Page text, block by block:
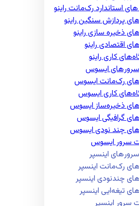
استاندارد رک‌مانت راینو
پردازش سنگین راینو
ذخیره سازی راینو
اقتصادی راینو
کاری راینو
ایسوس
رک‌مانت ایسوس
کاری ایسوس
ذخیره‌ساز ایسوس
گرافیگی ایسوس
چند نودی ایسوس
سرور ایسوس
اینسپر
رک‌مانت اینسپر
چند‌نودی اینسپر
تیغه‌ایی اینسپر
سرور اینسپر